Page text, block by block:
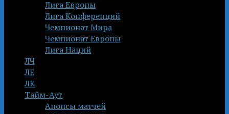
Лига Европы
Лига Конференций
Чемпионат Мира
Чемпионат Европы
Лига Наций
ЛЧ
ЛЕ
ЛК
Тайм-Аут
Анонсы матчей